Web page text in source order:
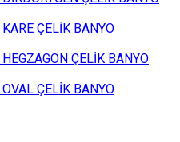
ÇELİK BANYO
ÇELİK BANYO
ÇELİK BANYO